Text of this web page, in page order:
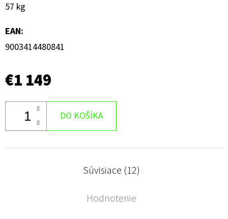
57 kg
EAN:
9003414480841
€1 149
DO KOŠÍKA
Súvisiace (12)
Hodnotenie